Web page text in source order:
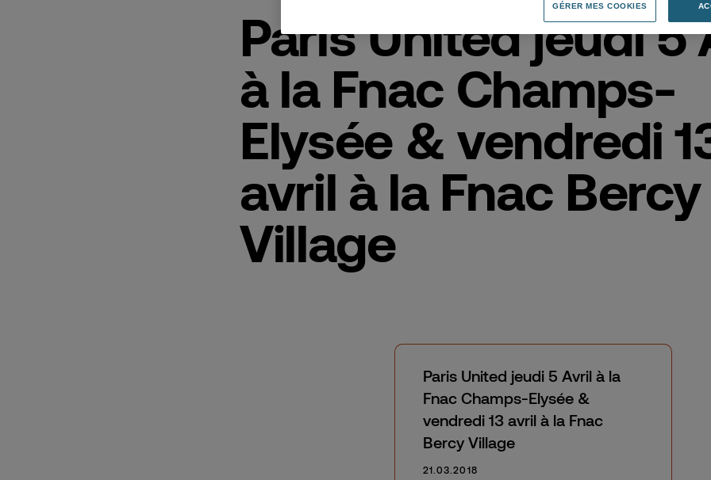
Paris United jeudi 5
à la Fnac Champs-
Elysée & vendredi
avril à la Fnac Bercy
Village
Paris United jeudi 5 Avril à la
Fnac Champs-Elysée &
vendredi 13 avril à la Fnac
Bercy Village
21.03.2018
GÉRER MES COOKIES